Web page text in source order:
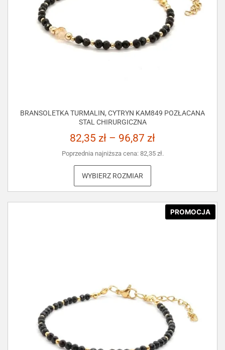
BRANSOLETKA TURMALIN, CYTRYN KAM849 POZŁACANA
STAL CHIRURGICZNA
82,35 zł – 96,87 zł
Poprzednia najniższa cena: 82,35 zł.
WYBIERZ ROZMIAR
PROMOCJA